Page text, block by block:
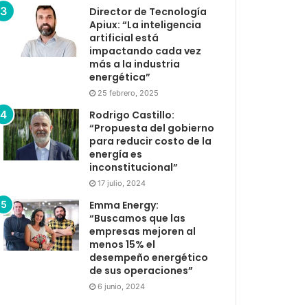
Director de Tecnología
Apiux: “La inteligencia
artificial está
impactando cada vez
más a la industria
energética”
25 febrero, 2025
Rodrigo Castillo:
“Propuesta del gobierno
para reducir costo de la
energía es
inconstitucional”
17 julio, 2024
Emma Energy:
“Buscamos que las
empresas mejoren al
menos 15% el
desempeño energético
de sus operaciones”
6 junio, 2024